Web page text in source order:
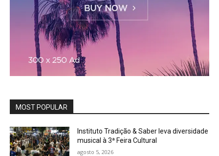
MOST POPULAR
Instituto Tradição & Saber leva diversidade
musical à 3ª Feira Cultural
agosto 5, 2026